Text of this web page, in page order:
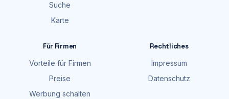
Suche
Karte
Für Firmen
Vorteile für Firmen
Preise
Werbung schalten
Rechtliches
Impressum
Datenschutz